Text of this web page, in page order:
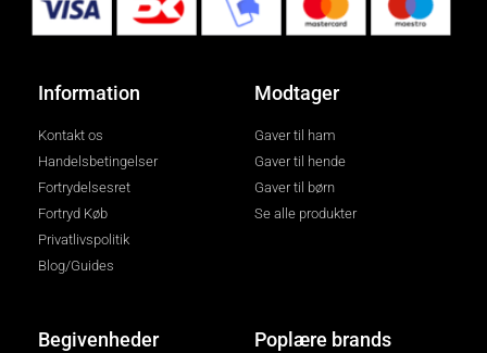
Information
Kontakt os
Handelsbetingelser
Fortrydelsesret
Fortryd Køb
Privatlivspolitik
Blog/Guides
Modtager
Gaver til ham
Gaver til hende
Gaver til børn
Se alle produkter
Begivenheder Poplære brands